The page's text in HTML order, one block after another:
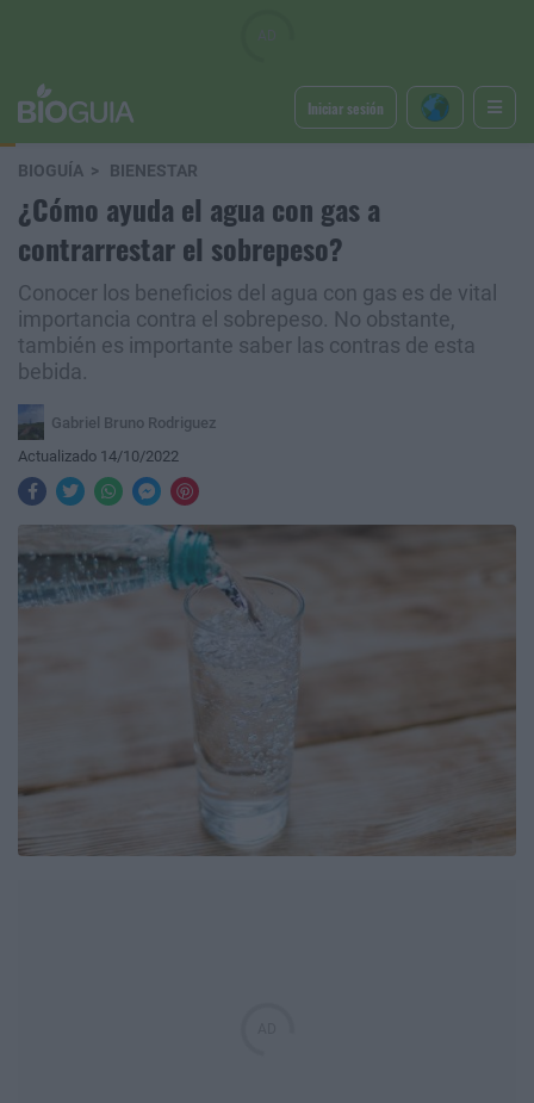
Iniciar sesión
BIOGUÍA BIENESTAR
¿Cómo ayuda el agua con gas a
contrarrestar el sobrepeso?
Conocer los beneficios del agua con gas es de vital
importancia contra el sobrepeso. No obstante,
también es importante saber las contras de esta
bebida.
Gabriel Bruno Rodriguez
Actualizado 14/10/2022